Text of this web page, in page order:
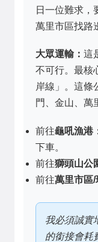
日一位難求，
萬里市區找路
大眾運輸： 這
不可行。最核
岸線」。這條
門、金山、萬
前往龜吼漁港
下車。
前往獅頭山公
前往萬里市區/
我必須誠實
的銜接會耗